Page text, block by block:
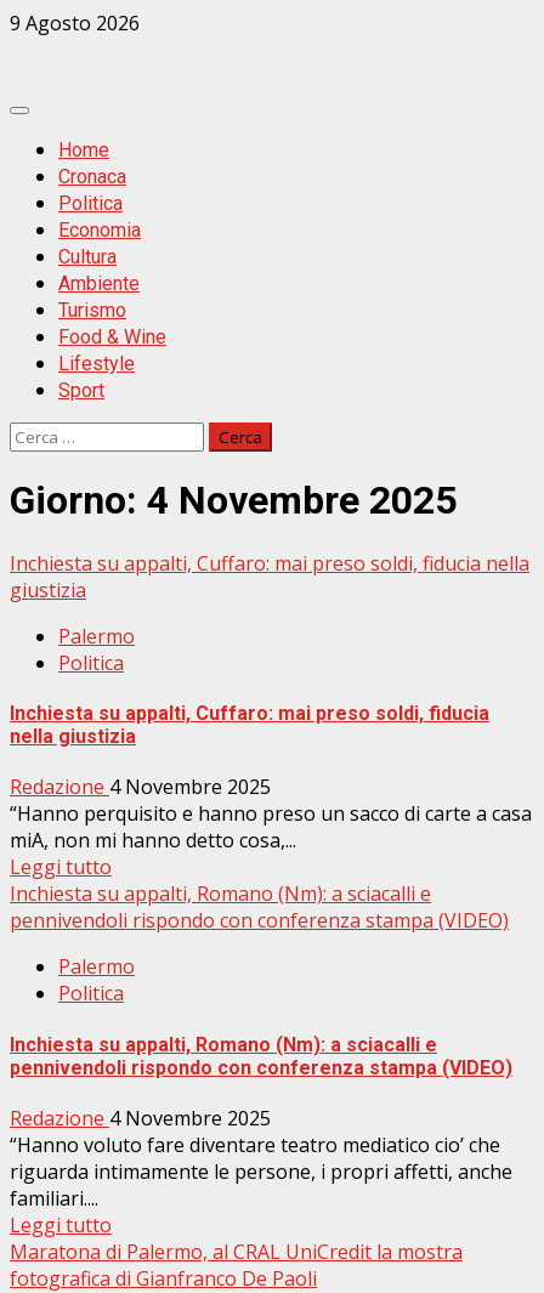
Zum
9 Agosto 2026
Primäres
MenüHome
Cronaca
Politica
Economia
Cultura
Ambiente
Turismo
Food & Wine
Lifestyle
Sport
Ricerca
Giorno: 4 Novembre 2025
Inchiesta su appalti, Cuffaro: mai preso soldi, fiducia nella
giustizia
Palermo
Politica
Inchiesta su appalti, Cuffaro: mai preso soldi, fiducia
nella giustizia
Redazione 4 Novembre 2025
“Hanno perquisito e hanno preso un sacco di carte a casa
miA, non mi hanno detto cosa,...
Leggi tutto
Inchiesta su appalti, Romano (Nm): a sciacalli e
pennivendoli rispondo con conferenza stampa (VIDEO)
Palermo
Politica
Inchiesta su appalti, Romano (Nm): a sciacalli e
pennivendoli rispondo con conferenza stampa (VIDEO)
Redazione 4 Novembre 2025
“Hanno voluto fare diventare teatro mediatico cio’ che
riguarda intimamente le persone, i propri affetti, anche
familiari....
Leggi tutto
Maratona di Palermo, al CRAL UniCredit la mostra
fotografica di Gianfranco De Paoli